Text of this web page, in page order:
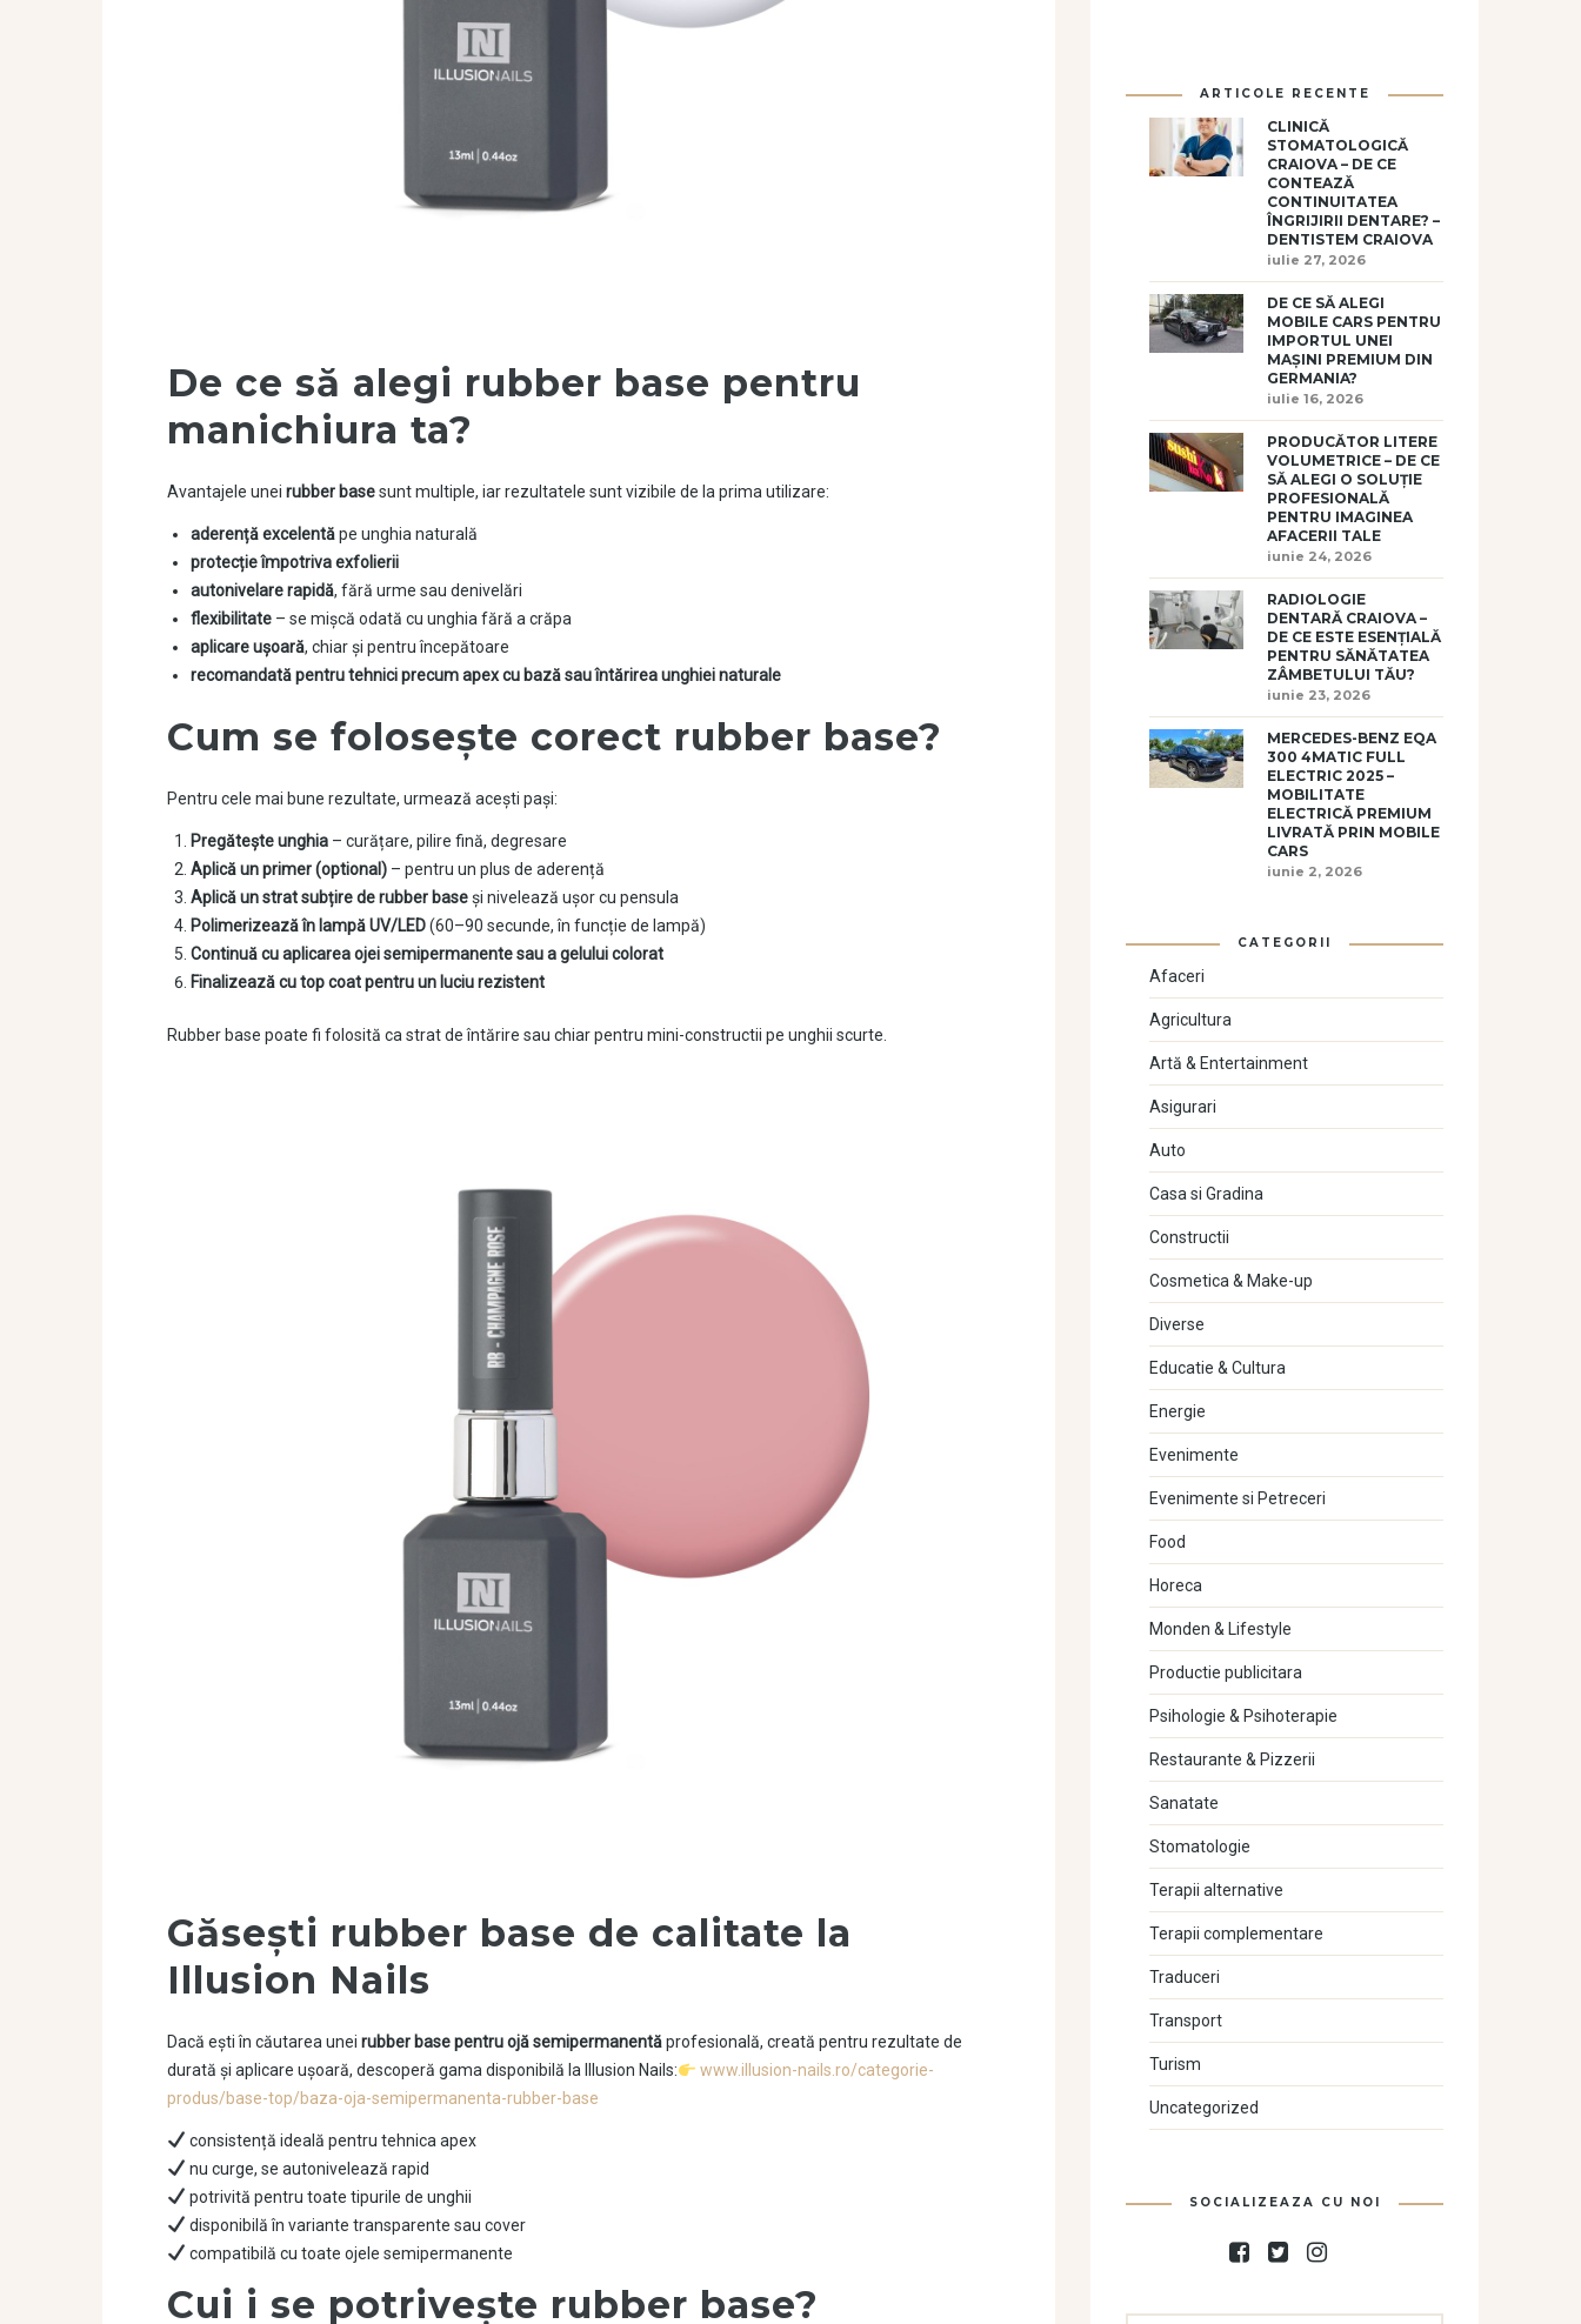
De ce să alegi rubber base pentru
manichiura ta?
Avantajele unei rubber basesunt multiple, iar rezultatele sunt vizibile de la prima utilizare:
aderență excelentăpe unghia naturală
protecție împotriva exfolierii
autonivelare rapidă, fără urme sau denivelări
flexibilitate – se mișcă odată cu unghia fără a crăpa
aplicare ușoară, chiar și pentru începătoare
recomandată pentru tehnici precum apex cu bază sau întărirea unghiei naturale
Cum se folosește corect rubber base?
Pentru cele mai bune rezultate, urmează acești pași:
Pregătește unghia – curățare, pilire fină, degresare
Aplică un primer (optional) – pentru un plus de aderență
Aplică un strat subțire de rubber baseși nivelează ușor cu pensula
Polimerizează în lampă UV/LED(60–90 secunde, în funcție de lampă)
Continuă cu aplicarea ojei semipermanente sau a gelului colorat
Finalizează cu top coat pentru un luciu rezistent
Rubber base poate fi folosită ca strat de întărire sau chiar pentru mini-constructii pe unghii scurte.
Găsești rubber base de calitate la
Illusion Nails
Dacă ești în căutarea unei rubber base pentru ojă semipermanentăprofesională, creată pentru rezultate de
durată și aplicare ușoară, descoperă gama disponibilă la Illusion Nails:
www.illusion-nails.ro/categorie-
produs/base-top/baza-oja-semipermanenta-rubber-base
consistență ideală pentru tehnica apex
nu curge, se autonivelează rapid
potrivită pentru toate tipurile de unghii
disponibilă în variante transparente sau cover
compatibilă cu toate ojele semipermanente
Cui i se potrivește rubber base?
ARTICOLE RECENTE
CLINICĂ
STOMATOLOGICĂ
CRAIOVA – DE CE
CONTEAZĂ
CONTINUITATEA
ÎNGRIJIRII DENTARE? –
DENTISTEM CRAIOVA
iulie 27, 2026
DE CE SĂ ALEGI
MOBILE CARS PENTRU
IMPORTUL UNEI
MAȘINI PREMIUM DIN
GERMANIA?
iulie 16, 2026
PRODUCĂTOR LITERE
VOLUMETRICE – DE CE
SĂ ALEGI O SOLUȚIE
PROFESIONALĂ
PENTRU IMAGINEA
AFACERII TALE
iunie 24, 2026
RADIOLOGIE
DENTARĂ CRAIOVA –
DE CE ESTE ESENȚIALĂ
PENTRU SĂNĂTATEA
ZÂMBETULUI TĂU?
iunie 23, 2026
MERCEDES-BENZ EQA
300 4MATIC FULL
ELECTRIC 2025 –
MOBILITATE
ELECTRICĂ PREMIUM
LIVRATĂ PRIN MOBILE
CARS
iunie 2, 2026
CATEGORII
Afaceri
Agricultura
Artă & Entertainment
Asigurari
Auto
Casa si Gradina
Constructii
Cosmetica & Make-up
Diverse
Educatie & Cultura
Energie
Evenimente
Evenimente si Petreceri
Food
Horeca
Monden & Lifestyle
Productie publicitara
Psihologie & Psihoterapie
Restaurante & Pizzerii
Sanatate
Stomatologie
Terapii alternative
Terapii complementare
Traduceri
Transport
Turism
Uncategorized
SOCIALIZEAZA CU NOI